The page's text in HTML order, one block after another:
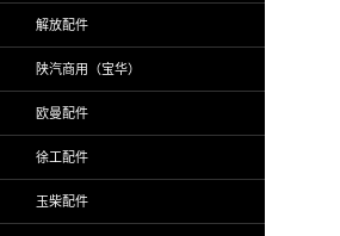
解放配件
陕汽商用（宝华）
欧曼配件
徐工配件
玉柴配件